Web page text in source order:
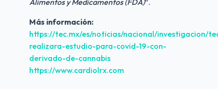
Más información:
https://tec.mx/es/noticias/nacional/investigacion/
realizara-estudio-para-covid-19-con-
derivado-de-cannabis
https://www.cardiolrx.com